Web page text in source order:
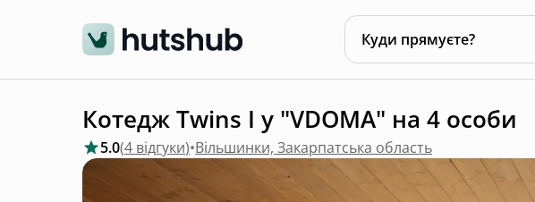
Куди прямуєте?
Котедж Twins I у "VDOMA" на 4 особи
5.0(4 відгуки)•Вільшинки, Закарпатська область